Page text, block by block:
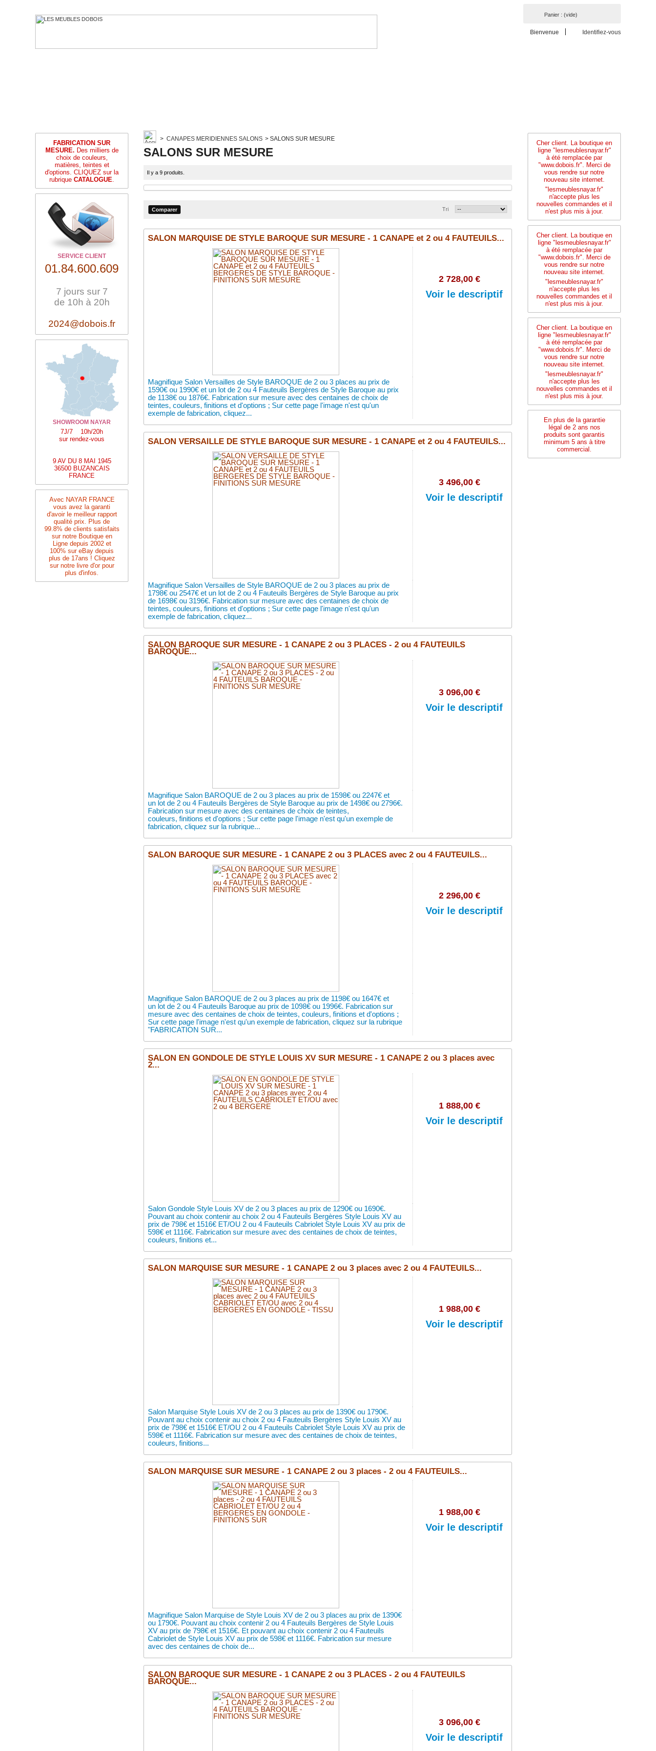
Panier : (vide)
Bienvenue Identifiez-vous
FABRICATION SUR
MESURE. Des milliers de
choix de couleurs,
matières, teintes et
d'options. CLIQUEZ sur la
rubrique CATALOGUE.
SERVICE CLIENT
01.84.600.609
7 jours sur 7
de 10h à 20h
2024@dobois.fr
SHOWROOM NAYAR
7J/7 10h/20h
sur rendez-vous
9 AV DU 8 MAI 1945
36500 BUZANCAIS
FRANCE
Avec NAYAR FRANCE
vous avez la garanti
d'avoir le meilleur rapport
qualité prix. Plus de
99.8% de clients satisfaits
sur notre Boutique en
Ligne depuis 2002 et
100% sur eBay depuis
plus de 17ans ! Cliquez
sur notre livre d'or pour
plus d'infos.
> CANAPES MERIDIENNES SALONS > SALONS SUR MESURE
SALONS SUR MESURE
Il y a 9 produits.
Tri
SALON MARQUISE DE STYLE BAROQUE SUR MESURE - 1 CANAPE et 2 ou 4 FAUTEUILS...
2 728,00 €
Voir le descriptif
Magnifique Salon Versailles de Style BAROQUE de 2 ou 3 places au prix de
1590€ ou 1990€ et un lot de 2 ou 4 Fauteuils Bergères de Style Baroque au prix
de 1138€ ou 1876€. Fabrication sur mesure avec des centaines de choix de
teintes, couleurs, finitions et d'options ; Sur cette page l'image n'est qu'un
exemple de fabrication, cliquez...
SALON VERSAILLE DE STYLE BAROQUE SUR MESURE - 1 CANAPE et 2 ou 4 FAUTEUILS...
3 496,00 €
Voir le descriptif
Magnifique Salon Versailles de Style BAROQUE de 2 ou 3 places au prix de
1798€ ou 2547€ et un lot de 2 ou 4 Fauteuils Bergères de Style Baroque au prix
de 1698€ ou 3196€. Fabrication sur mesure avec des centaines de choix de
teintes, couleurs, finitions et d'options ; Sur cette page l'image n'est qu'un
exemple de fabrication, cliquez...
SALON BAROQUE SUR MESURE - 1 CANAPE 2 ou 3 PLACES - 2 ou 4 FAUTEUILS
BAROQUE...
3 096,00 €
Voir le descriptif
Magnifique Salon BAROQUE de 2 ou 3 places au prix de 1598€ ou 2247€ et
un lot de 2 ou 4 Fauteuils Bergères de Style Baroque au prix de 1498€ ou 2796€.
Fabrication sur mesure avec des centaines de choix de teintes,
couleurs, finitions et d'options ; Sur cette page l'image n'est qu'un exemple de
fabrication, cliquez sur la rubrique...
SALON BAROQUE SUR MESURE - 1 CANAPE 2 ou 3 PLACES avec 2 ou 4 FAUTEUILS...
2 296,00 €
Voir le descriptif
Magnifique Salon BAROQUE de 2 ou 3 places au prix de 1198€ ou 1647€ et
un lot de 2 ou 4 Fauteuils Baroque au prix de 1098€ ou 1996€. Fabrication sur
mesure avec des centaines de choix de teintes, couleurs, finitions et d'options ;
Sur cette page l'image n'est qu'un exemple de fabrication, cliquez sur la rubrique
"FABRICATION SUR...
SALON EN GONDOLE DE STYLE LOUIS XV SUR MESURE - 1 CANAPE 2 ou 3 places avec
2...
1 888,00 €
Voir le descriptif
Salon Gondole Style Louis XV de 2 ou 3 places au prix de 1290€ ou 1690€.
Pouvant au choix contenir au choix 2 ou 4 Fauteuils Bergères Style Louis XV au
prix de 798€ et 1516€ ET/OU 2 ou 4 Fauteuils Cabriolet Style Louis XV au prix de
598€ et 1116€. Fabrication sur mesure avec des centaines de choix de teintes,
couleurs, finitions et...
SALON MARQUISE SUR MESURE - 1 CANAPE 2 ou 3 places avec 2 ou 4 FAUTEUILS...
1 988,00 €
Voir le descriptif
Salon Marquise Style Louis XV de 2 ou 3 places au prix de 1390€ ou 1790€.
Pouvant au choix contenir au choix 2 ou 4 Fauteuils Bergères Style Louis XV au
prix de 798€ et 1516€ ET/OU 2 ou 4 Fauteuils Cabriolet Style Louis XV au prix de
598€ et 1116€. Fabrication sur mesure avec des centaines de choix de teintes,
couleurs, finitions...
SALON MARQUISE SUR MESURE - 1 CANAPE 2 ou 3 places - 2 ou 4 FAUTEUILS...
1 988,00 €
Voir le descriptif
Magnifique Salon Marquise de Style Louis XV de 2 ou 3 places au prix de 1390€
ou 1790€. Pouvant au choix contenir 2 ou 4 Fauteuils Bergères de Style Louis
XV au prix de 798€ et 1516€. Et pouvant au choix contenir 2 ou 4 Fauteuils
Cabriolet de Style Louis XV au prix de 598€ et 1116€. Fabrication sur mesure
avec des centaines de choix de...
SALON BAROQUE SUR MESURE - 1 CANAPE 2 ou 3 PLACES - 2 ou 4 FAUTEUILS
BAROQUE...
3 096,00 €
Voir le descriptif
Cher client. La boutique en
ligne "lesmeublesnayar.fr"
à été remplacée par
"www.dobois.fr". Merci de
vous rendre sur notre
nouveau site internet.
"lesmeublesnayar.fr"
n'accepte plus les
nouvelles commandes et il
n'est plus mis à jour.
Cher client. La boutique en
ligne "lesmeublesnayar.fr"
à été remplacée par
"www.dobois.fr". Merci de
vous rendre sur notre
nouveau site internet.
"lesmeublesnayar.fr"
n'accepte plus les
nouvelles commandes et il
n'est plus mis à jour.
Cher client. La boutique en
ligne "lesmeublesnayar.fr"
à été remplacée par
"www.dobois.fr". Merci de
vous rendre sur notre
nouveau site internet.
"lesmeublesnayar.fr"
n'accepte plus les
nouvelles commandes et il
n'est plus mis à jour.
En plus de la garantie
légal de 2 ans nos
produits sont garantis
minimum 5 ans à titre
commercial.